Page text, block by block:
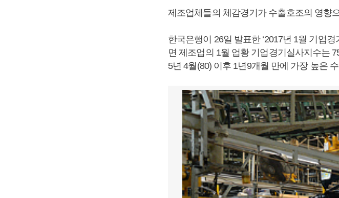
제조업체들의 체감경기가 수출호조의 영향
한국은행이 26일 발표한 ‘2017년 1월 기업
면 제조업의 1월 업황 기업경기실사지수는
5년 4월(80) 이후 1년9개월 만에 가장 높은